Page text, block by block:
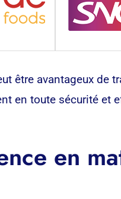
être avantageux
en toute sécurité et
en